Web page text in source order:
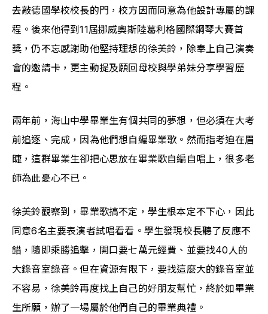
去敲德國學校校長的門，校方因而同意為他設計專屬的課
程。後來他得到11屆挪威奧斯陸葛利格國際鋼琴大賽首
獎，仍不忘感謝助他堅持理想的徐美鈴，除奉上自己演奏
會的邀請卡，更主動提及願回母校與學弟妹分享學習歷
程。
兩年前，海山中學畢業生有個共同的夢想，但必須在大考
前追逐、完成，因為他們想自編畢業歌。然而指考迫在眉
睫，這群畢業生卻把心思放在畢業歌自編自唱上，很多老
師為此憂心不已。
徐美鈴觀察到，畢業歌搞不定，學生根本定不下心，因此
同意6名主要表演者試唱看看。學生發現校長聽了反應不
錯，隨即乘勝追擊，開口要七萬元經費、並要找40人的
大錄音室錄音。但在資源有限下，要找這麼大的錄音室並
不容易，徐美鈴再度找上自己的好朋友幫忙，終於如畢業
生所願，辦了一場屬於他們自己的畢業典禮。